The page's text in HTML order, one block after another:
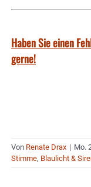
Haben Sie einen
gerne!
Von Renate Drax | Mo.
Stimme, Blaulicht &